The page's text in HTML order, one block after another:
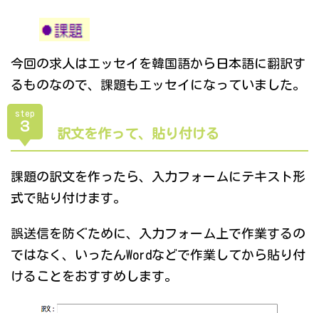
今回の求人はエッセイを韓国語から日本語に翻訳す
るものなので、課題もエッセイになっていました。
step
３
訳文を作って、貼り付ける
課題の訳文を作ったら、入力フォームにテキスト形
式で貼り付けます。
誤送信を防ぐために、入力フォーム上で作業するの
ではなく、いったんWordなどで作業してから貼り付
けることをおすすめします。